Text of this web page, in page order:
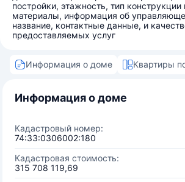
постройки, этажность, тип
материалы, информация об
название, контактные данные, и
предоставляемых услуг
Информация о доме Квартиры
Информация о доме
Кадастровый номер:
74:33:0306002:180
Кадастровая стоимость:
315 708 119,69